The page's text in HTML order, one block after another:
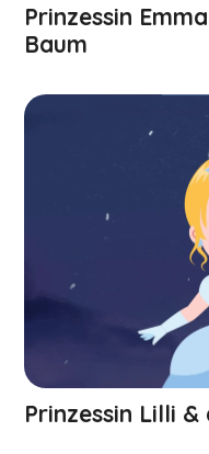
Prinzessin
Baum
Prinzessin Lilli